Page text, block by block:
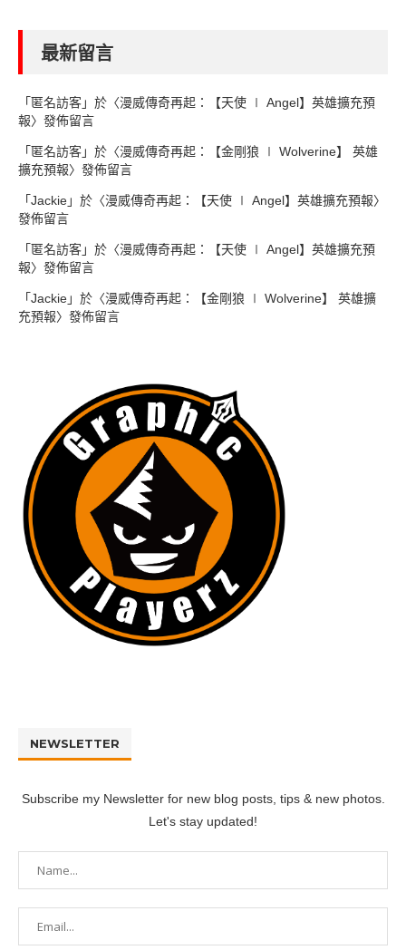
最新留言
「匿名訪客」於〈漫威傳奇再起：【天使 ∣ Angel】英雄擴充預
報〉發佈留言
「匿名訪客」於〈漫威傳奇再起：【金剛狼 ∣ Wolverine】 英雄
擴充預報〉發佈留言
「Jackie」於〈漫威傳奇再起：【天使 ∣ Angel】英雄擴充預報〉
發佈留言
「匿名訪客」於〈漫威傳奇再起：【天使 ∣ Angel】英雄擴充預
報〉發佈留言
「Jackie」於〈漫威傳奇再起：【金剛狼 ∣ Wolverine】 英雄擴
充預報〉發佈留言
NEWSLETTER
Subscribe my Newsletter for new blog posts, tips & new photos.
Let's stay updated!